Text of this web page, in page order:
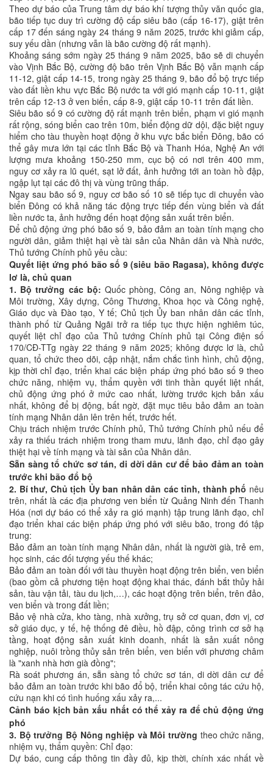
Theo dự báo của Trung tâm dự báo khí tượng thủy văn quốc gia,
bão tiếp tục duy trì cường độ cấp siêu bão (cấp 16-17), giật trên
cấp 17 đến sáng ngày 24 tháng 9 năm 2025, trước khi giảm cấp,
suy yếu dần (nhưng vẫn là bão cường độ rất mạnh).
Khoảng sáng sớm ngày 25 tháng 9 năm 2025, bão sẽ di chuyển
vào Vịnh Bắc Bộ, cường độ bão trên Vịnh Bắc Bộ vẫn mạnh cấp
11-12, giật cấp 14-15, trong ngày 25 tháng 9, bão đổ bộ trực tiếp
vào đất liền khu vực Bắc Bộ nước ta với gió mạnh cấp 10-11, giật
trên cấp 12-13 ở ven biển, cấp 8-9, giật cấp 10-11 trên đất liền.
Siêu bão số 9 có cường độ rất mạnh trên biển, phạm vi gió mạnh
rất rộng, sóng biển cao trên 10m, biển động dữ dội, đặc biệt nguy
hiểm cho tàu thuyền hoạt động ở khu vực bắc biển Đông, bão có
thể gây mưa lớn tại các tỉnh Bắc Bộ và Thanh Hóa, Nghệ An với
lượng mưa khoảng 150-250 mm, cục bộ có nơi trên 400 mm,
nguy cơ xảy ra lũ quét, sạt lở đất, ảnh hưởng tới an toàn hồ đập,
ngập lụt tại các đô thị và vùng trũng thấp.
Ngay sau bão số 9, nguy cơ bão số 10 sẽ tiếp tục di chuyển vào
biển Đông có khả năng tác động trực tiếp đến vùng biển và đất
liền nước ta, ảnh hưởng đến hoạt động sản xuất trên biển.
Để chủ động ứng phó bão số 9, bảo đảm an toàn tính mạng cho
người dân, giảm thiệt hại về tài sản của Nhân dân và Nhà nước,
Thủ tướng Chính phủ yêu cầu:
Quyết liệt ứng phó bão số 9 (siêu bão Ragasa), không được
lơ là, chủ quan
1. Bộ trưởng các bộ: Quốc phòng, Công an, Nông nghiệp và
Môi trường, Xây dựng, Công Thương, Khoa học và Công nghệ,
Giáo dục và Đào tạo, Y tế; Chủ tịch Ủy ban nhân dân các tỉnh,
thành phố từ Quảng Ngãi trở ra tiếp tục thực hiện nghiêm túc,
quyết liệt chỉ đạo của Thủ tướng Chính phủ tại Công điện số
170/CĐ-TTg ngày 22 tháng 9 năm 2025; không được lơ là, chủ
quan, tổ chức theo dõi, cập nhật, nắm chắc tình hình, chủ động,
kịp thời chỉ đạo, triển khai các biện pháp ứng phó bão số 9 theo
chức năng, nhiệm vụ, thẩm quyền với tinh thần quyết liệt nhất,
chủ động ứng phó ở mức cao nhất, lường trước kịch bản xấu
nhất, không để bị động, bất ngờ, đặt mục tiêu bảo đảm an toàn
tính mạng Nhân dân lên trên hết, trước hết.
Chịu trách nhiệm trước Chính phủ, Thủ tướng Chính phủ nếu để
xảy ra thiếu trách nhiệm trong tham mưu, lãnh đạo, chỉ đạo gây
thiệt hại về tính mạng và tài sản của Nhân dân.
Sẵn sàng tổ chức sơ tán, di dời dân cư để bảo đảm an toàn
trước khi bão đổ bộ
2. Bí thư, Chủ tịch Ủy ban nhân dân các tỉnh, thành phố nêu
trên, nhất là các địa phương ven biển từ Quảng Ninh đến Thanh
Hóa (nơi dự báo có thể xảy ra gió mạnh) tập trung lãnh đạo, chỉ
đạo triển khai các biện pháp ứng phó với siêu bão, trong đó tập
trung:
Bảo đảm an toàn tính mạng Nhân dân, nhất là người già, trẻ em,
học sinh, các đối tượng yếu thế khác;
Bảo đảm an toàn đối với tàu thuyền hoạt động trên biển, ven biển
(bao gồm cả phương tiện hoạt động khai thác, đánh bắt thủy hải
sản, tàu vận tải, tàu du lịch,…), các hoạt động trên biển, trên đảo,
ven biển và trong đất liền;
Bảo vệ nhà cửa, kho tàng, nhà xưởng, trụ sở cơ quan, đơn vị, cơ
sở giáo dục, y tế, hệ thống đê điều, hồ đập, công trình cơ sở hạ
tầng, hoạt động sản xuất kinh doanh, nhất là sản xuất nông
nghiệp, nuôi trồng thủy sản trên biển, ven biển với phương châm
là "xanh nhà hơn già đồng";
Rà soát phương án, sẵn sàng tổ chức sơ tán, di dời dân cư để
bảo đảm an toàn trước khi bão đổ bộ, triển khai công tác cứu hộ,
cứu nạn khi có tình huống xấu xảy ra,...
Cảnh báo kịch bản xấu nhất có thể xảy ra để chủ động ứng
phó
3. Bộ trưởng Bộ Nông nghiệp và Môi trường theo chức năng,
nhiệm vụ, thẩm quyền: Chỉ đạo:
Dự báo, cung cấp thông tin đầy đủ, kịp thời, chính xác nhất về